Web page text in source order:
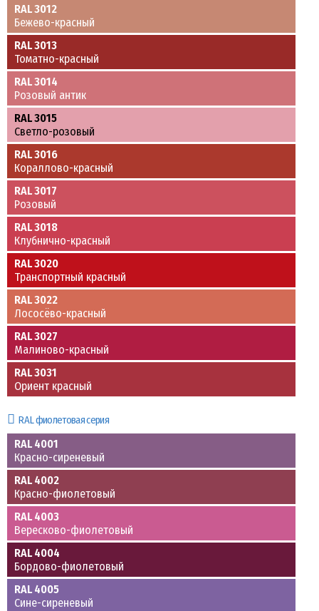
RAL 3012
Бежево-красный
RAL 3013
Томатно-красный
RAL 3014
Розовый антик
RAL 3015
Светло-розовый
RAL 3016
Кораллово-красный
RAL 3017
Розовый
RAL 3018
Клубнично-красный
RAL 3020
Транспортный красный
RAL 3022
Лососёво-красный
RAL 3027
Малиново-красный
RAL 3031
Ориент красный
RAL фиолетовая серия
RAL 4001
Красно-сиреневый
RAL 4002
Красно-фиолетовый
RAL 4003
Вересково-фиолетовый
RAL 4004
Бордово-фиолетовый
RAL 4005
Сине-сиреневый